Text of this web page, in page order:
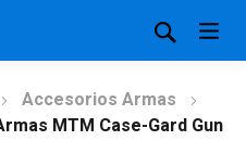
Accesorios Armas
MTM Case-Gard Gun